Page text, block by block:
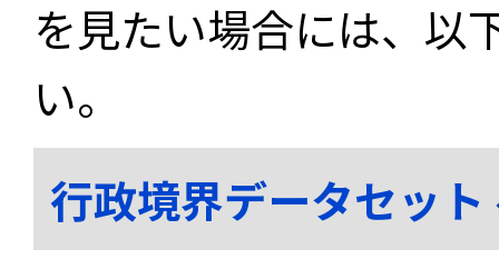
を見たい場合には、以
い。
行政境界データセッ